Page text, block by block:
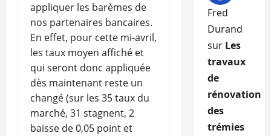
appliquer les barèmes de
nos partenaires bancaires.
En effet, pour cette mi-avril,
les taux moyen affiché et
qui seront donc appliquée
dès maintenant reste un
changé (sur les 35 taux du
marché, 31 stagnent, 2
baisse de 0,05 point et
Fred
Durand
sur Les
travaux
de
rénovation
des
trémies